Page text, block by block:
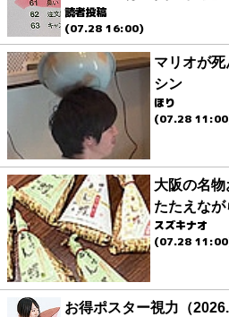
読者投稿
(07.28 16:00)
マリオが
シン
ほり
(07.28
大阪の名
たたえなが
スズキナオ
(07.28
お得ポスター視力（